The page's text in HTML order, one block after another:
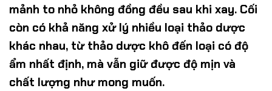
mảnh to nhỏ không đồng đều sau khi xay. Cối
còn có khả năng xử lý nhiều loại thảo dược
khác nhau, từ thảo dược khô đến loại có độ
ẩm nhất định, mà vẫn giữ được độ mịn và
chất lượng như mong muốn.